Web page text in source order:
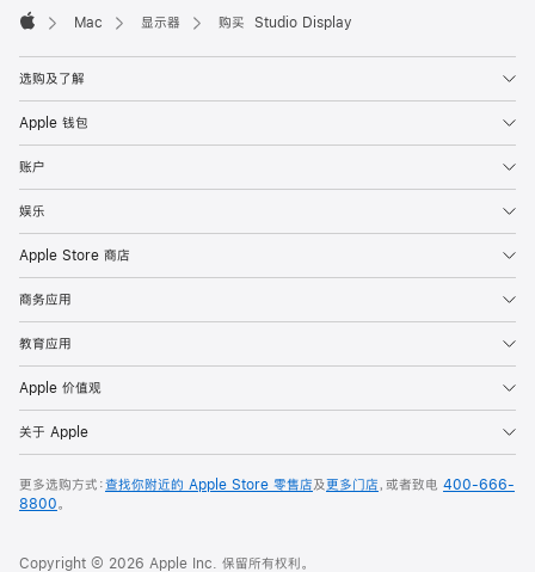
Mac 显示器 购买 Studio Display
选购及了解
Apple 钱包
账户
娱乐
Apple Store 商店
商务应用
教育应用
Apple 价值观
关于 Apple
更多选购方式：查找你附近的 Apple Store 零售店及更多门店，或者致电 400-666-
8800。
Copyright © 2026 Apple Inc. 保留所有权利。